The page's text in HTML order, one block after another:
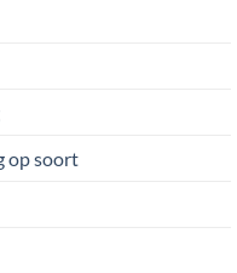
op soort